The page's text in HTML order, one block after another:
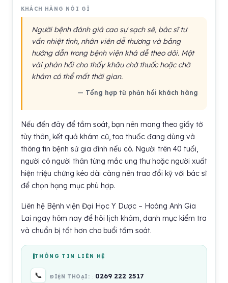
KHÁCH HÀNG NÓI GÌ
Người bệnh đánh giá cao sự sạch sẽ, bác sĩ tư
vấn nhiệt tình, nhân viên dễ thương và bảng
hướng dẫn trong bệnh viện khá dễ theo dõi. Một
vài phản hồi cho thấy khâu chờ thuốc hoặc chờ
khám có thể mất thời gian.
— Tổng hợp từ phản hồi khách hàng
Nếu đến đây để tầm soát, bạn nên mang theo giấy tờ
tùy thân, kết quả khám cũ, toa thuốc đang dùng và
thông tin bệnh sử gia đình nếu có. Người trên 40 tuổi,
người có người thân từng mắc ung thư hoặc người xuất
hiện triệu chứng kéo dài càng nên trao đổi kỹ với bác sĩ
để chọn hạng mục phù hợp.
Liên hệ Bệnh viện Đại Học Y Dược – Hoàng Anh Gia
Lai ngay hôm nay để hỏi lịch khám, danh mục kiểm tra
và chuẩn bị tốt hơn cho buổi tầm soát.
THÔNG TIN LIÊN HỆ
📞 ĐIỆN THOẠI: 0269 222 2517